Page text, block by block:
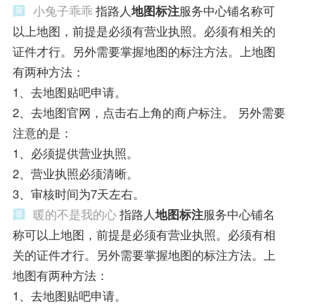
小兔子乖乖指路人地图标注服务中心铺名称可
以上地图，前提是必须有营业执照。必须有相关的
证件才行。另外需要掌握地图的标注方法。上地图
有两种方法：
1、去地图贴吧申请。
2、去地图官网，点击右上角的商户标注。 另外需要
注意的是：
1、必须提供营业执照。
2、营业执照必须清晰。
3、审核时间为7天左右。
暖的不是我的心指路人地图标注服务中心铺名
称可以上地图，前提是必须有营业执照。必须有相
关的证件才行。另外需要掌握地图的标注方法。上
地图有两种方法：
1、去地图贴吧申请。